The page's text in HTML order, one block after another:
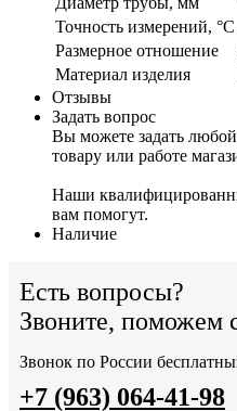
Точность измерений, °C
Размерное отношение
Материал изделия
Отзывы
Задать вопрос
Вы можете задать
товару или работе
Наши
вам помогут.
Наличие
Есть вопросы?
Звоните, поможем
Звонок по России
+7 (963) 064-41-98